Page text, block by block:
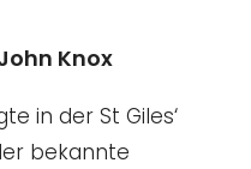
Knox
in der St Giles‘
bekannte